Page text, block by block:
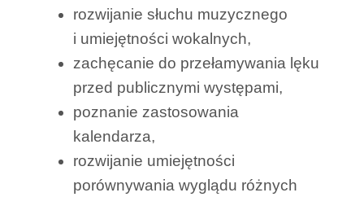
rozwijanie słuchu muzycznego
i umiejętności wokalnych,
zachęcanie do przełamywania lęku
przed publicznymi występami,
poznanie zastosowania
kalendarza,
rozwijanie umiejętności
porównywania wyglądu różnych